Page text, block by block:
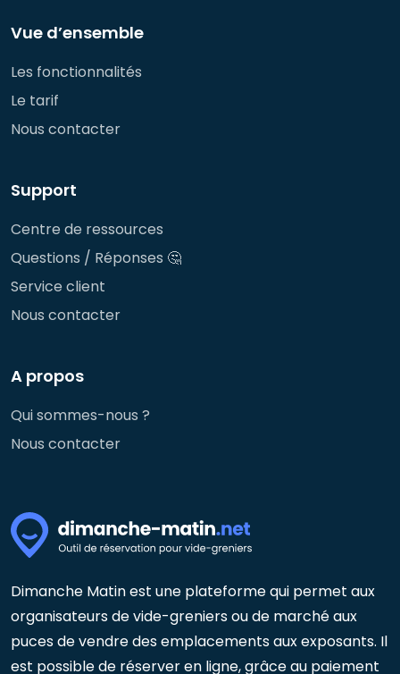
Vue d’ensemble
Les fonctionnalités
Le tarif
Nous contacter
Support
Centre de ressources
Questions / Réponses 🤔
Service client
Nous contacter
A propos
Qui sommes-nous ?
Nous contacter
Dimanche Matin est une plateforme qui permet aux
organisateurs de vide-greniers ou de marché aux
puces de vendre des emplacements aux exposants. Il
est possible de réserver en ligne, grâce au paiement